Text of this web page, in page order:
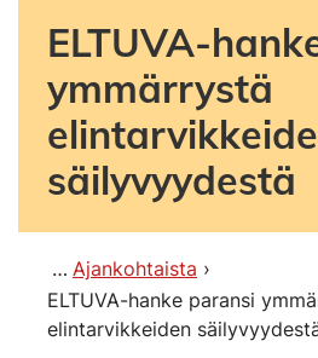
ELTUVA-
ymmärrystä
säilyvyydestä
Ajankohtaista
ELTUVA-hanke paransi
elintarvikkeiden